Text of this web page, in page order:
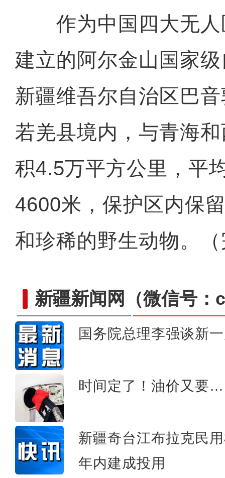
作为中国四大无人
建立的阿尔金山国家
新疆维吾尔自治区巴
若羌县境内，与青海
积4.5万平方公里，平
4600米，保护区内保
和珍稀的野生动物。
新疆新闻网 （微信号
国务院总理李强谈新
时间定了！油价又要
新疆奇台江布拉克民
年内建成投用
新疆伊犁将军谷